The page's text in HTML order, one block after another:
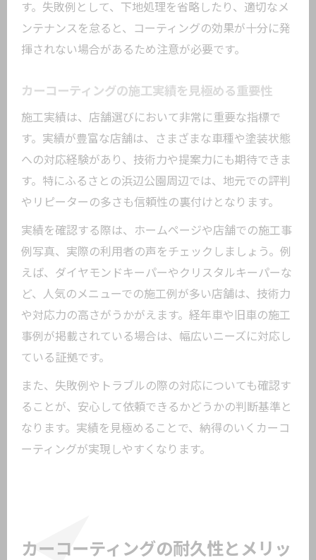
す。失敗例として、下地処理を省略したり、適切なメ
ンテナンスを怠ると、コーティングの効果が十分に発
揮されない場合があるため注意が必要です。
カーコーティングの施工実績を見極める重要性
施工実績は、店舗選びにおいて非常に重要な指標で
す。実績が豊富な店舗は、さまざまな車種や塗装状態
への対応経験があり、技術力や提案力にも期待できま
す。特にふるさとの浜辺公園周辺では、地元での評判
やリピーターの多さも信頼性の裏付けとなります。
実績を確認する際は、ホームページや店舗での施工事
例写真、実際の利用者の声をチェックしましょう。例
えば、ダイヤモンドキーパーやクリスタルキーパーな
ど、人気のメニューでの施工例が多い店舗は、技術力
や対応力の高さがうかがえます。経年車や旧車の施工
事例が掲載されている場合は、幅広いニーズに対応し
ている証拠です。
また、失敗例やトラブルの際の対応についても確認す
ることが、安心して依頼できるかどうかの判断基準と
なります。実績を見極めることで、納得のいくカーコ
ーティングが実現しやすくなります。
カーコーティングの耐久性とメリッ